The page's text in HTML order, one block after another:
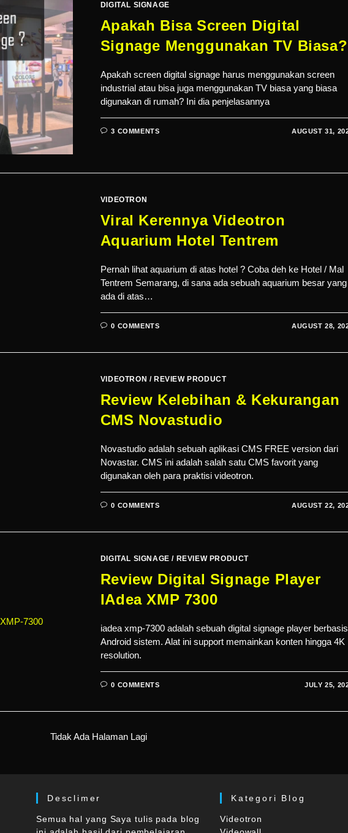
DIGITAL SIGNAGE
Apakah Bisa Screen Digital
Signage Menggunakan TV Biasa?
Apakah screen digital signage harus menggunakan screen
industrial atau bisa juga menggunakan TV biasa yang biasa
digunakan di rumah? Ini dia penjelasannya
3 COMMENTS AUGUST 31,
VIDEOTRON
Viral Kerennya Videotron
Aquarium Hotel Tentrem
Pernah lihat aquarium di atas hotel ? Coba deh ke Hotel / Mal
Tentrem Semarang, di sana ada sebuah aquarium besar yang
ada di atas…
0 COMMENTS AUGUST 28,
VIDEOTRON /REVIEW PRODUCT
Review Kelebihan & Kekurangan
CMS Novastudio
Novastudio adalah sebuah aplikasi CMS FREE version dari
Novastar. CMS ini adalah salah satu CMS favorit yang
digunakan oleh para praktisi videotron.
0 COMMENTS AUGUST 22,
DIGITAL SIGNAGE / REVIEW PRODUCT
Review Digital Signage Player
IAdea XMP 7300
iadea xmp-7300 adalah sebuah digital signage player berbasis
Android sistem. Alat ini support memainkan konten hingga 4K
resolution.
0 COMMENTS JULY 25,
Tidak Ada Halaman Lagi
Desclimer
Semua hal yang Saya tulis pada blog
Kategori Blog
Videotron